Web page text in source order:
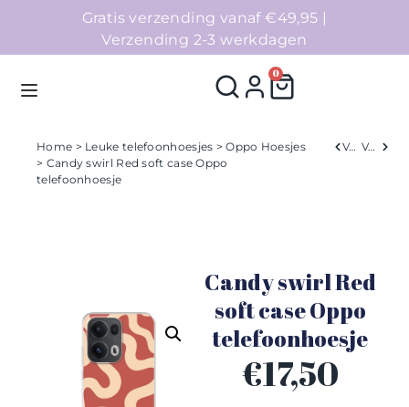
Gratis verzending vanaf €49,95 |
Verzending 2-3 werkdagen
0
Homepage
Collecties
Home > Leuke telefoonhoesjes >Oppo Hoesjes
> Candy swirl Red soft case Oppo
telefoonhoesje
Verleden Volgend
Candy swirl Red
soft case Oppo
telefoonhoesje
€17,50